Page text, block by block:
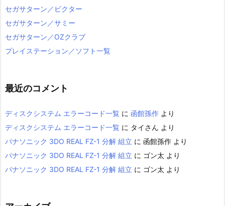
セガサターン／ビクター
セガサターン／サミー
セガサターン／OZクラブ
プレイステーション／ソフト一覧
最近のコメント
ディスクシステム エラーコード一覧 に 函館孫作 より
ディスクシステム エラーコード一覧 に タイさん より
パナソニック 3DO REAL FZ-1 分解 組立 に 函館孫作 より
パナソニック 3DO REAL FZ-1 分解 組立 に ゴン太 より
パナソニック 3DO REAL FZ-1 分解 組立 に ゴン太 より